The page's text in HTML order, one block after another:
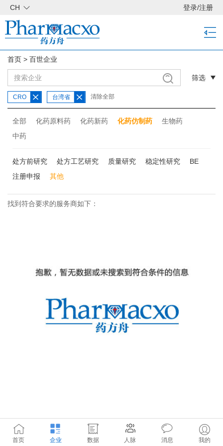
CH 登录/注册
首页 > 百世企业
筛选
CRO 台湾省 清除全部
全部 化药原料药 化药新药 化药仿制药
生物药
中药
处方前研究 处方工艺研究 质量研究 稳定性研究
BE
注册申报
其他
找到符合要求的服务商如下：
首页 企业 数据 人脉 消息 我的